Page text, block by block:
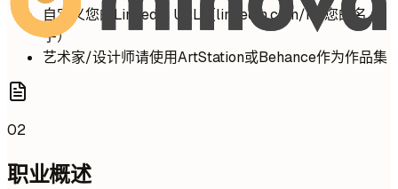
自定义您的LinkedIn URL（linkedin.com/in/您的名
字）
艺术家/设计师请使用ArtStation或Behance作为作品集
02
职业概述